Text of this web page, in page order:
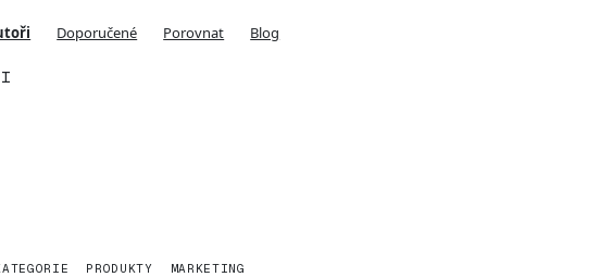
Doporučené Porovnat Blog
PRODUKTY MARKETING